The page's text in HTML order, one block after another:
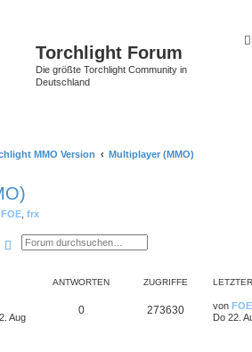
Torchlight Forum
Die größte Torchlight Community in
Deutschland
MMO Version Multiplayer (MMO)
FOE frx
SucheErweiterte Suche
ANTWORTEN ZUGRIFFE
Aug
0 273630 von FOE
Do 22.